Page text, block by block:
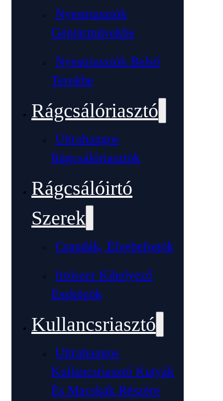
Nyestriasztók
Gépjárművekbe
Nyestriasztók Belső
Terekbe
Rágcsálóriasztó
Ultrahangos
Rágcsálóriasztók
Rágcsálóirtó
Szerek
Csapdák, Élvebefogók
Irtószer Kihelyező
Eszközök
Kullancsriasztó
Ultrahangos
Kullancsriasztó Kutyák
És Macskák Részére